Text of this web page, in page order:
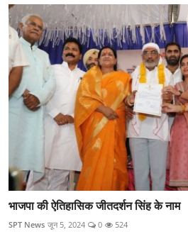
भाजपा की ऐतिहासिक जीतदर्शन सिंह के नाम
SPT News जून 5, 2024 0 524